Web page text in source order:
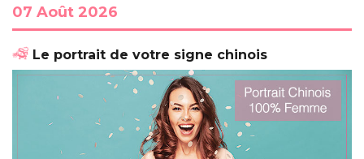
07 Août 2026
Le portrait de votre signe chinois